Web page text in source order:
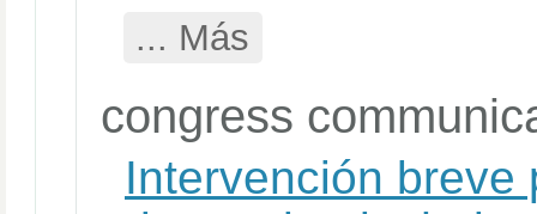
... Más
congress
Intervención breve